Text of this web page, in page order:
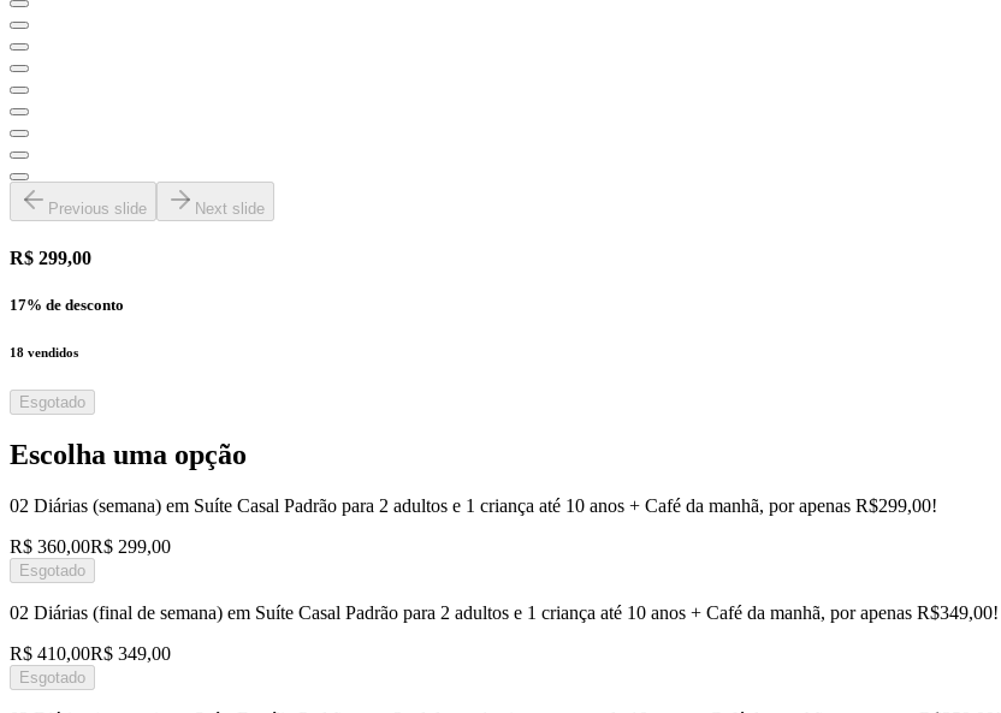
Previous slide Next slide
R$ 299,00
17% de desconto
18 vendidos
Esgotado
Escolha uma opção
02 Diárias (semana) em Suíte Casal Padrão para 2 adultos e 1 criança até 10 anos + Café da manhã, por apenas R$299,00!
R$ 360,00R$ 299,00
Esgotado
02 Diárias (final de semana) em Suíte Casal Padrão para 2 adultos e 1 criança até 10 anos + Café da manhã, por apenas R$349,00!
R$ 410,00R$ 349,00
Esgotado